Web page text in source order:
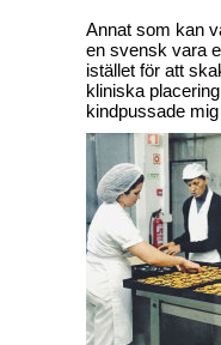
Annat som kan
en svensk vara
istället för att
kliniska
kindpussade